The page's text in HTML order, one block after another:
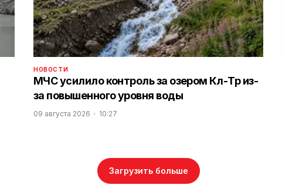
НОВОСТИ
МЧС усилило контроль за озером Көл-Төр из-
за повышенного уровня воды
09 августа 2026 10:27
Загрузить больше